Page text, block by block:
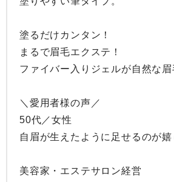
塗るだけカンタン！
まるで眉毛エクステ！
ファイバー入りジェルが自然な眉
＼愛用者様の声／
50代／女性
自眉が生えたように足せるのが嬉
美容家・エステサロン経営